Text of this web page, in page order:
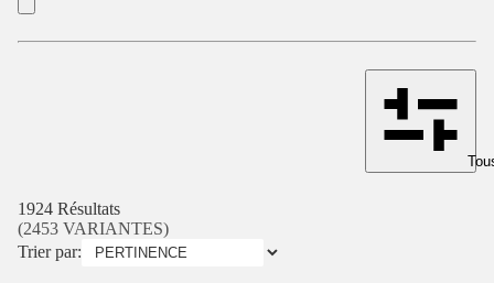
1924 Résultats
(2453 VARIANTES)
Trier par: